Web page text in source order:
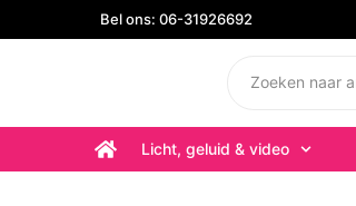
Bel ons: 06-31926692
Licht, geluid & video